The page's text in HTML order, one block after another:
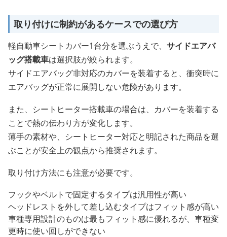
取り付けに制約があるケースでの選び方
軽自動車シートカバー1台分を選ぶうえで、 サイドエアバ
ッグ搭載車は選択肢が絞られます。
サイドエアバッグ非対応のカバーを装着すると、衝突時に
エアバッグが正常に展開しない危険があります。
また、シートヒーター搭載車の場合は、カバーを装着する
ことで熱の伝わり方が変化します。
薄手の素材や、シートヒーター対応と明記された商品を選
ぶことが安全上の観点から推奨されます。
取り付け方法にも注意が必要です。
フックやベルトで固定するタイプは汎用性が高い
ヘッドレストを外して差し込むタイプはフィット感が高い
車種専用設計のものは最もフィット感に優れるが、車種変
更時に使い回しができない